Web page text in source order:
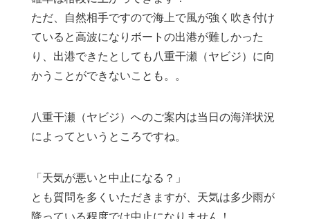
ただ、自然相手ですので海上で風が強く吹き付け
ていると高波になりボートの出港が難しかった
り、出港できたとしても八重干瀬（ヤビジ）に向
かうことができないことも。。
八重干瀬（ヤビジ）へのご案内は当日の海洋状況
によってというところですね。
「天気が悪いと中止になる？」
とも質問を多くいただきますが、天気は多少雨が
降っている程度では中止になりません！